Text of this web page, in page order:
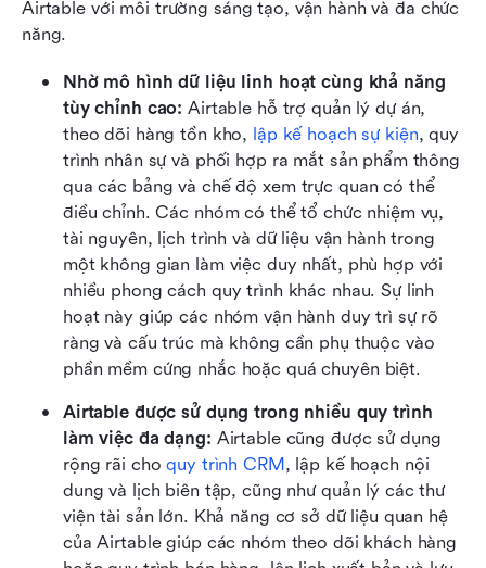
Airtable với môi trường sáng tạo, vận hành và đa chức
năng.
Nhờ mô hình dữ liệu linh hoạt cùng khả năng
tùy chỉnh cao: Airtable hỗ trợ quản lý dự án,
theo dõi hàng tồn kho, lập kế hoạch sự kiện, quy
trình nhân sự và phối hợp ra mắt sản phẩm thông
qua các bảng và chế độ xem trực quan có thể
điều chỉnh. Các nhóm có thể tổ chức nhiệm vụ,
tài nguyên, lịch trình và dữ liệu vận hành trong
một không gian làm việc duy nhất, phù hợp với
nhiều phong cách quy trình khác nhau. Sự linh
hoạt này giúp các nhóm vận hành duy trì sự rõ
ràng và cấu trúc mà không cần phụ thuộc vào
phần mềm cứng nhắc hoặc quá chuyên biệt.
Airtable được sử dụng trong nhiều quy trình
làm việc đa dạng: Airtable cũng được sử dụng
rộng rãi cho quy trình CRM, lập kế hoạch nội
dung và lịch biên tập, cũng như quản lý các thư
viện tài sản lớn. Khả năng cơ sở dữ liệu quan hệ
của Airtable giúp các nhóm theo dõi khách hàng